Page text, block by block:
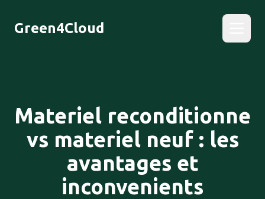
Green4Cloud
Materiel reconditionne
vs materiel neuf : les
avantages et
inconvenients